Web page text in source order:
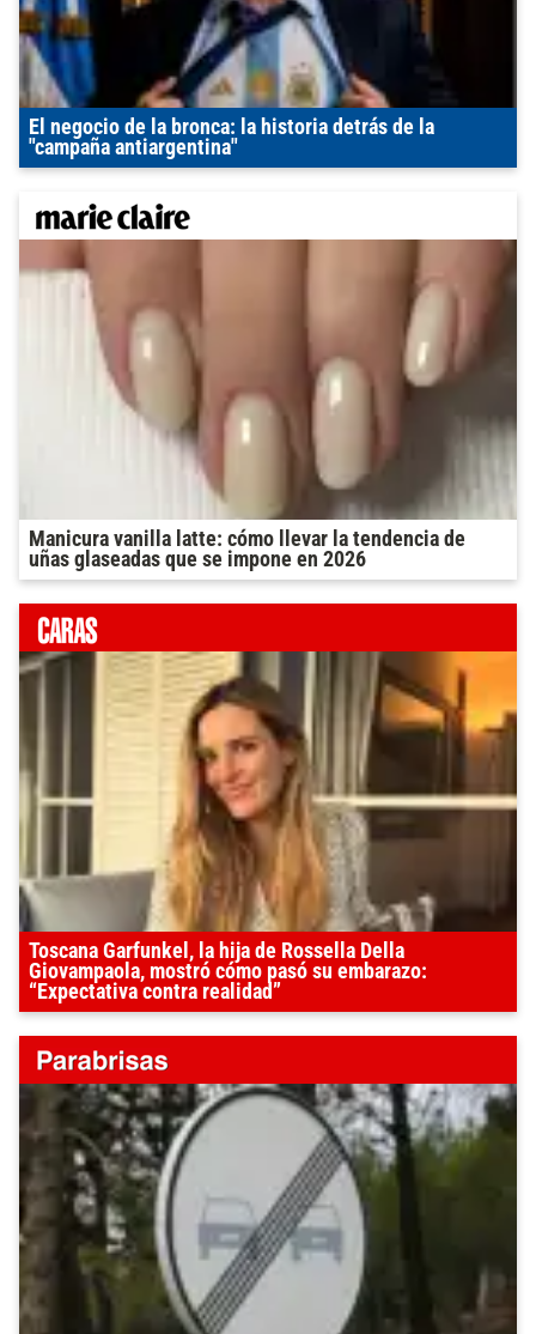
El negocio de la bronca: la historia detrás de la
"campaña antiargentina"
Manicura vanilla latte: cómo llevar la tendencia de
uñas glaseadas que se impone en 2026
Toscana Garfunkel, la hija de Rossella Della
Giovampaola, mostró cómo pasó su embarazo:
“Expectativa contra realidad”